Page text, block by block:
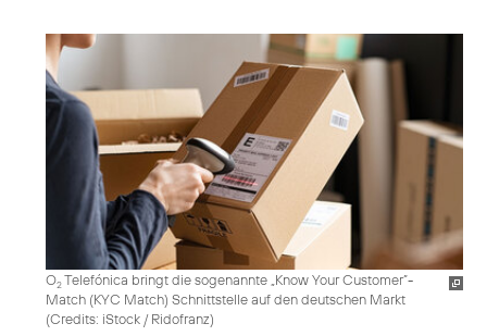
O2Telefónica bringt die sogenannte „Know Your Customer”-
Match (KYC Match) Schnittstelle auf den deutschen Markt
(Credits: iStock / Ridofranz)